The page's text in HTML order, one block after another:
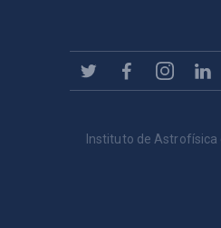
Instituto de Astrofísica